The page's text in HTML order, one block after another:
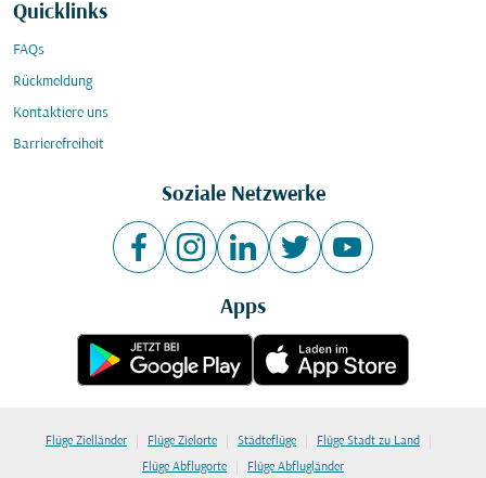
Quicklinks
FAQs
Rückmeldung
Kontaktiere uns
Barrierefreiheit
Soziale Netzwerke
Apps
Flüge Zielländer | Flüge Zielorte | Städteflüge | Flüge Stadt zu Land |
Flüge Abflugorte | Flüge Abflugländer